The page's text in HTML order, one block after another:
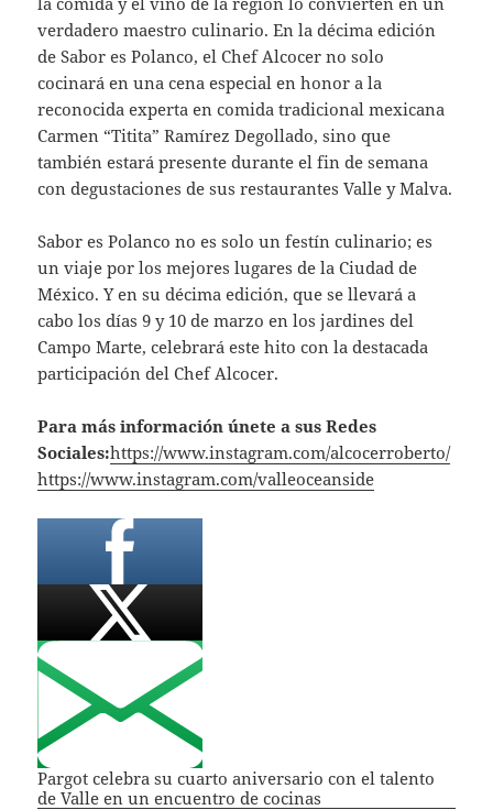
verdadero maestro culinario. En la décima edición
de Sabor es Polanco, el Chef Alcocer no solo
cocinará en una cena especial en honor a la
reconocida experta en comida tradicional mexicana
Carmen “Titita” Ramírez Degollado, sino que
también estará presente durante el fin de semana
con degustaciones de sus restaurantes Valle y Malva.
Sabor es Polanco no es solo un festín culinario; es
un viaje por los mejores lugares de la Ciudad de
México. Y en su décima edición, que se llevará a
cabo los días 9 y 10 de marzo en los jardines del
Campo Marte, celebrará este hito con la destacada
participación del Chef Alcocer.
Para más información únete a sus Redes
Sociales:https://www.instagram.com/alcocerroberto/
https://www.instagram.com/valleoceanside
Pargot celebra su cuarto aniversario con el talento
de Valle en un encuentro de cocinas